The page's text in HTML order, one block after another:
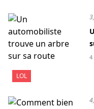
LOL
4